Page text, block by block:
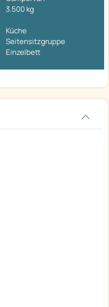
3.500 kg
Küche
Seitensitzgruppe
Einzelbett